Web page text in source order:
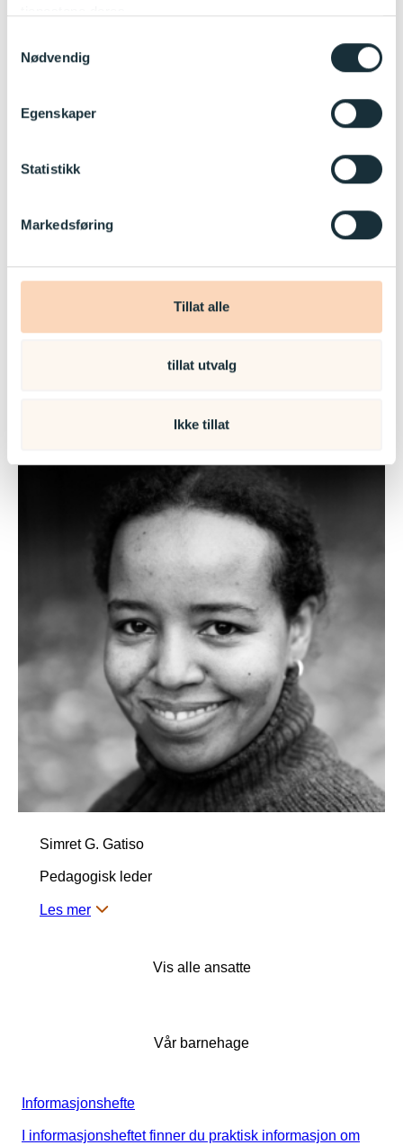
Nødvendig
Egenskaper
Statistikk
Markedsføring
Tillat alle
tillat utvalg
Ikke tillat
Simret G. Gatiso
Pedagogisk leder
Les mer
Vis alle ansatte
Vår barnehage
Informasjonshefte
I informasjonsheftet finner du praktisk informasjon om